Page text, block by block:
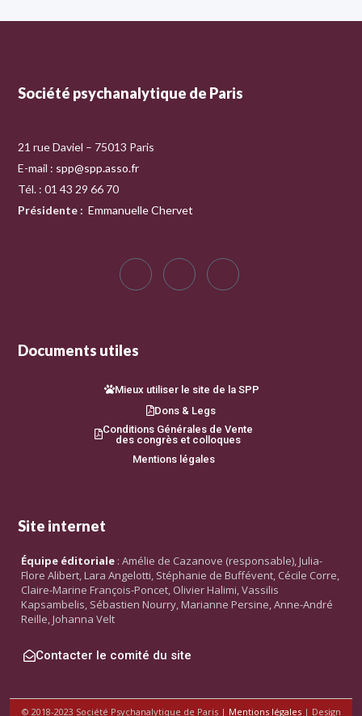
Société psychanalytique de Paris
21 rue Daviel – 75013 Paris
E-mail : spp@spp.asso.fr
Tél. : 01 43 29 66 70
Présidente : Emmanuelle Chervet
Documents utiles
Mieux utiliser le site de la SPP
Dons & Legs
Conditions Générales de Vente
des congrès et colloques
Mentions légales
Site internet
Équipe éditoriale : Amélie de Cazanove (responsable), Julia-
Flore Alibert, Lara Angelotti, Stéphanie de Buffévent, Cécile Corre,
Claire-Marine François-Poncet, Olivier Halimi, Vassilis
Kapsambelis, Sébastien Nourry, Marianne Persine, Anne-André
Reille, Johanna Velt
Contacter le comité du site
© 2018-2023 Société Psychanalytique de Paris | Mentions légales| Design